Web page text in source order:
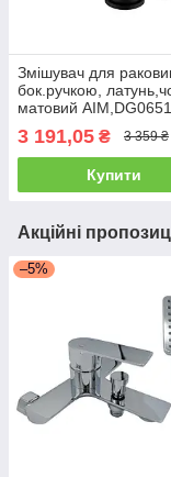
Змішувач для
бок.ручкою,
матовий
3 191,05 ₴ 3 359 ₴
Купити
Акційні
–5%